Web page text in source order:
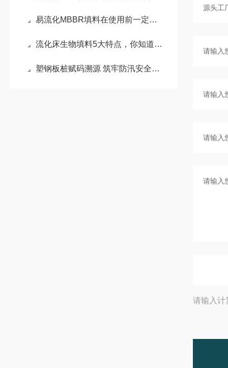
易流化MBBR填料在使用前一定要先来了解下这些
流化床生物填料5大特点，你知道几点？
塑钢板桩赋码溯源 筑牢防汛安全屏障——小老板特种塑业携手中水润科书写品质新篇章
请输入计